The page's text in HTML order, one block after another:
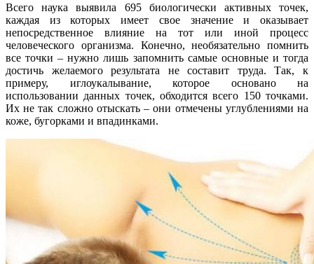
Всего наука выявила 695 биологически активных точек,
каждая из которых имеет свое значение и оказывает
непосредственное влияние на тот или иной процесс
человеческого организма. Конечно, необязательно помнить
все точки – нужно лишь запомнить самые основные и тогда
достичь желаемого результата не составит труда. Так, к
примеру, иглоукалывание, которое основано на
использовании данных точек, обходится всего 150 точками.
Их не так сложно отыскать – они отмечены углублениями на
коже, бугорками и впадинками.